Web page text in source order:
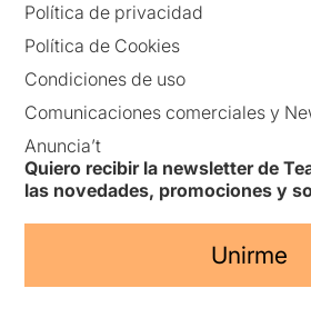
Política de privacidad
Política de Cookies
Condiciones de uso
Comunicaciones comerciales y
Anuncia’t
Quiero recibir la newsletter de
las novedades, promociones y
Unirme